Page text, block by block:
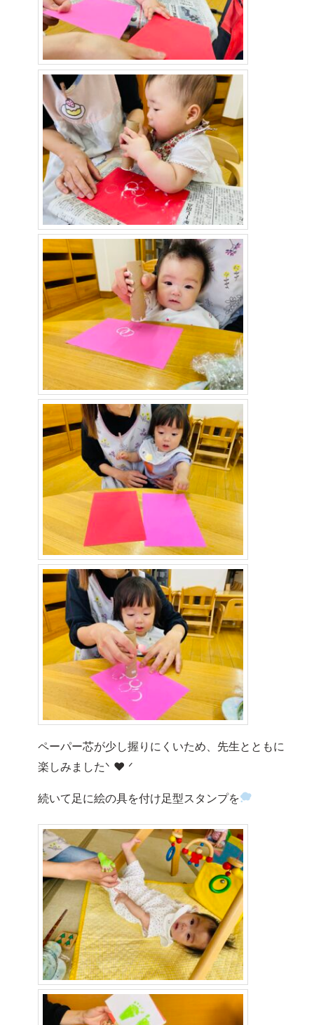
ペーパー芯が少し握りにくいため、先生とともに
楽しみましたᐠ ♥︎ ᐟ
続いて足に絵の具を付け足型スタンプを